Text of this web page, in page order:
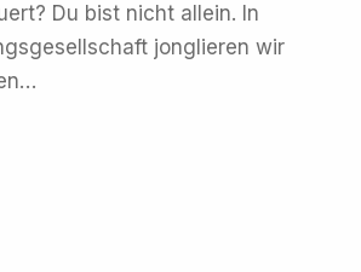
Du bist nicht allein. In
jonglieren wir